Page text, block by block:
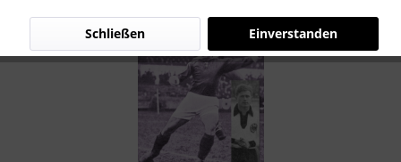
Einverstanden
Schließen